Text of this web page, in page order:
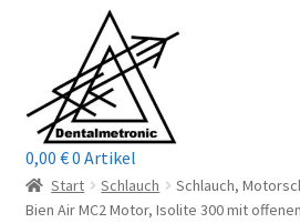
Navigation
springen
springen
Home
0,00 €0 Artikel
Start Schlauch
Schlauch,
Bien Air MC2 Motor, Isolite 300 mit